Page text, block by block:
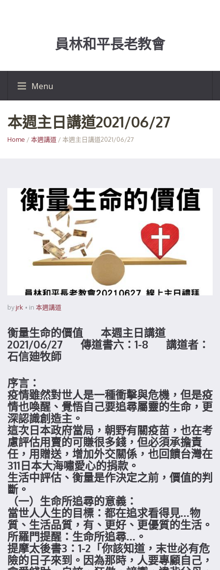
員林和平長老教會
Menu
本週主日講道2021/06/27
Home /本週講道 / 本週主日講道2021/06/27
byjrk in 本週講道
衡量生命的價值 本週主日講道
2021/06/27 傳道書六：1-8 講道者：
石信廸牧師
序言：
疫情雖然對世人是一種衝擊與危機，但是疫
情也喚醒、覺悟自己要追尋屬靈的生命，更
深認識創造主。
這次日本政府當局，朝野有關疫苗，也在考
慮評估用賣的可賺很多錢，但必須承擔責
任，用贈送，增加外交關係，也回饋台灣在
311日本大海嘯愛心的捐款。
生活中評估、衡量是作決定之前，價值的判
斷。
（一）生命所追尋的意義：
當世人人生的目標：都在追求看得見…物
質、生活品質，有、更好、更優質的生活。
所羅門提醒：生命所追尋…。
提摩太後書3：1-2「你該知道，末世必有危
險的日子來到。因為那時，人要專顧自己，